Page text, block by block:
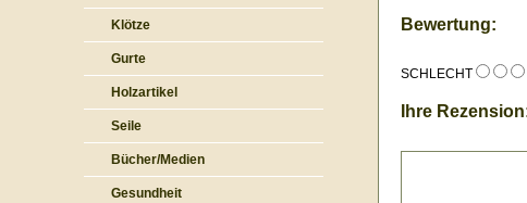
Klötze
Gurte
Holzartikel
Seile
Bücher/Medien
Gesundheit
Bewertung:
SCHLECHT
Ihre